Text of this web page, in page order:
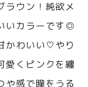
ラウン！純欲メ
いカラーです◎
かわいい♡やり
愛くピンクを纏
や感で瞳をうる